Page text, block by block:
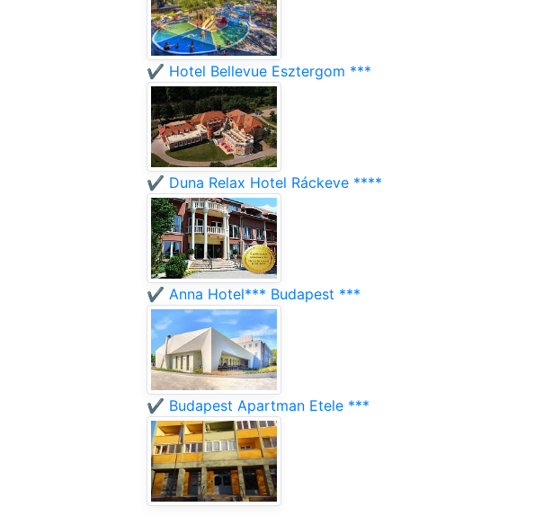
✔️ Hotel Bellevue Esztergom ***
✔️ Duna Relax Hotel Ráckeve ****
✔️ Anna Hotel*** Budapest ***
✔️ Budapest Apartman Etele ***